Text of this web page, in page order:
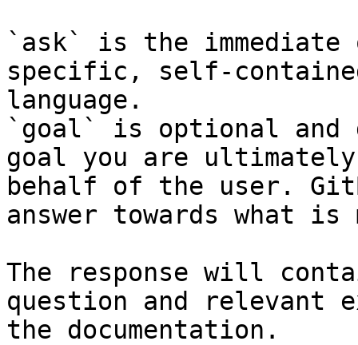
`ask` is the
specific, self-
language.
`goal` is optional and
goal you are
behalf of the user.
answer towards what
The response will
question and relevant
the documentation.